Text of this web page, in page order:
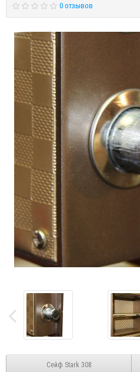
0 отзывов
Сейф Stark 308